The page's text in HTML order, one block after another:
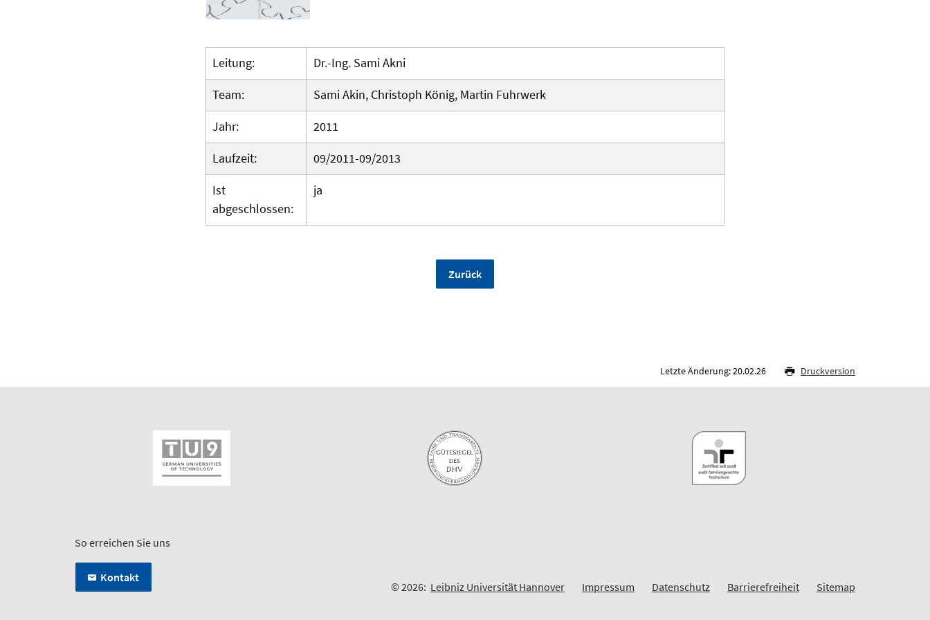
Leitung:
Dr.-Ing. Sami Akni
Team:
Sami Akin, Christoph König, Martin Fuhrwerk
Jahr:
2011
Laufzeit:
09/2011-09/2013
Ist
abgeschlossen:
ja
Zurück
Letzte Änderung: 20.02.26 Druckversion
So erreichen Sie uns
Kontakt
© 2026: Leibniz Universität Hannover Impressum Datenschutz Barrierefreiheit Sitemap